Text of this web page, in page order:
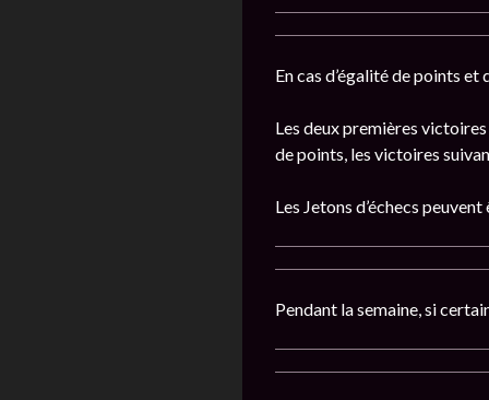
En cas d’égalité de points
Les deux premières
de points, les victoires
Les Jetons d’échecs
Pendant la semaine, si